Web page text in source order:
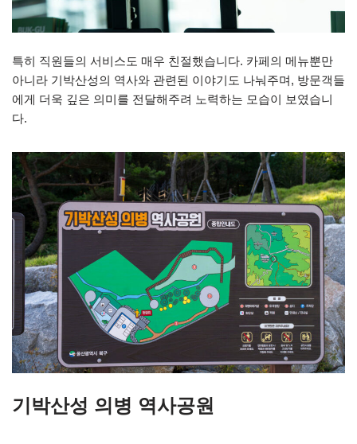
특히 직원들의 서비스도 매우 친절했습니다. 카페의 메뉴뿐만
아니라 기박산성의 역사와 관련된 이야기도 나눠주며, 방문객들
에게 더욱 깊은 의미를 전달해주려 노력하는 모습이 보였습니
다.
기박산성 의병 역사공원